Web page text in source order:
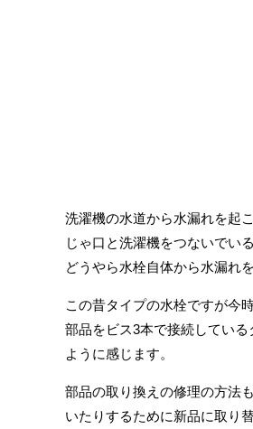
洗濯機の水道から水漏れを起
じゃ口と洗濯機をつないでい
どうやら水栓自体から水漏れ
この昔タイプの水栓ですが今
部品をビス3本で接続してい
ように感じます。
部品の取り換えの修理の方法
いたりするために新品に取り